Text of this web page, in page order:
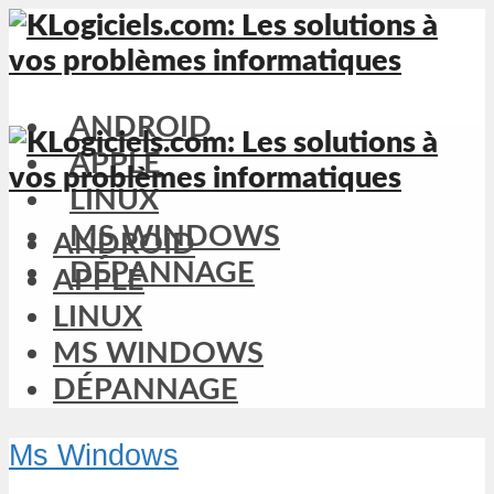
ANDROID
APPLE
LINUX
MS WINDOWS
DÉPANNAGE
ANDROID
APPLE
LINUX
MS WINDOWS
DÉPANNAGE
Ms Windows